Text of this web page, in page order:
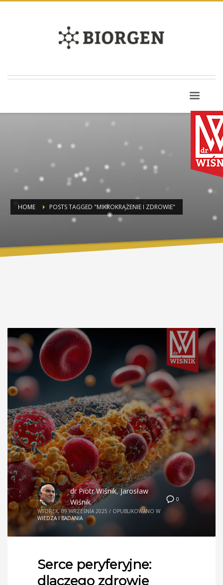
HOME POSTS TAGGED "MIKROKRĄŻENIE I ZDROWIE"
0
dr Piotr Wiśnik,Jarosław
Wiśnik
WTOREK, 09 WRZEŚNIA 2025 / OPUBLIKOWANO W
WIEDZA I BADANIA
Serce peryferyjne:
dlaczego zdrowie